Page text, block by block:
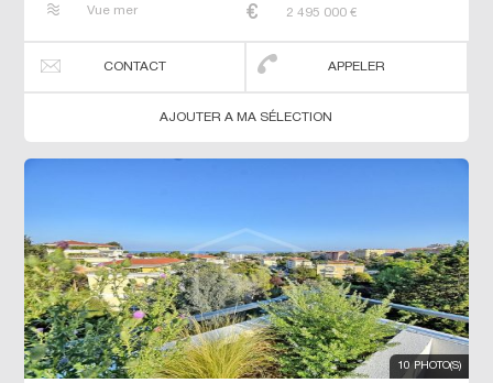
Terrain Villa
Vue mer 2 495 000 €
CONTACT APPELER
AJOUTER A MA SÉLECTION
10 PHOTO(S)